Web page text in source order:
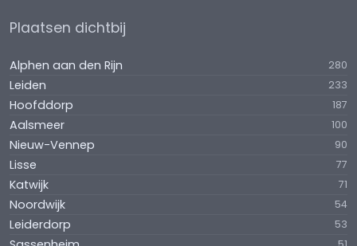
Plaatsen dichtbij
Alphen aan den Rijn 280
Leiden 233
Hoofddorp 187
Aalsmeer 100
Nieuw-Vennep 90
Lisse 77
Katwijk 71
Noordwijk 54
Leiderdorp 53